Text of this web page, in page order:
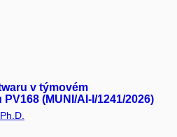
v týmovém
(MUNI/AI-I/1241/2026)